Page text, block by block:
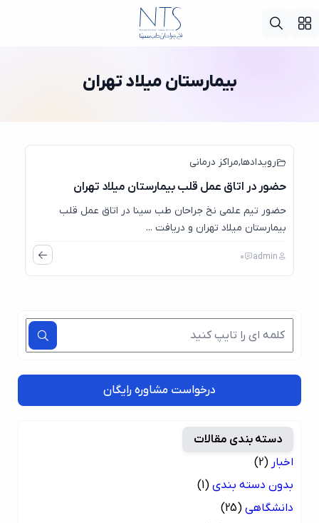
بیمارستان میلاد تهران
رویدادها,مراکز درمانی
حضور در اتاق عمل قلب بیمارستان میلاد تهران
حضور تیم علمی نخ جراحان طب سینا در اتاق عمل قلب
بیمارستان میلاد تهران و دریافت ...
admin
0
درخواست مشاوره رایگان
دسته بندی مقالات
اخبار (2)
بدون دسته بندی (1)
دانشگاهی (25)